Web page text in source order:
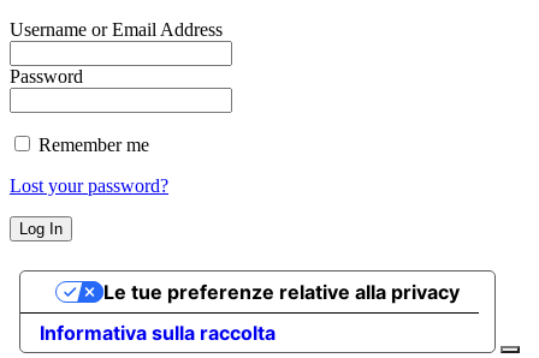
Username or Email Address
Password
Remember me
Lost your password?
Informativa sulla raccolta
Le tue preferenze relative alla privacy